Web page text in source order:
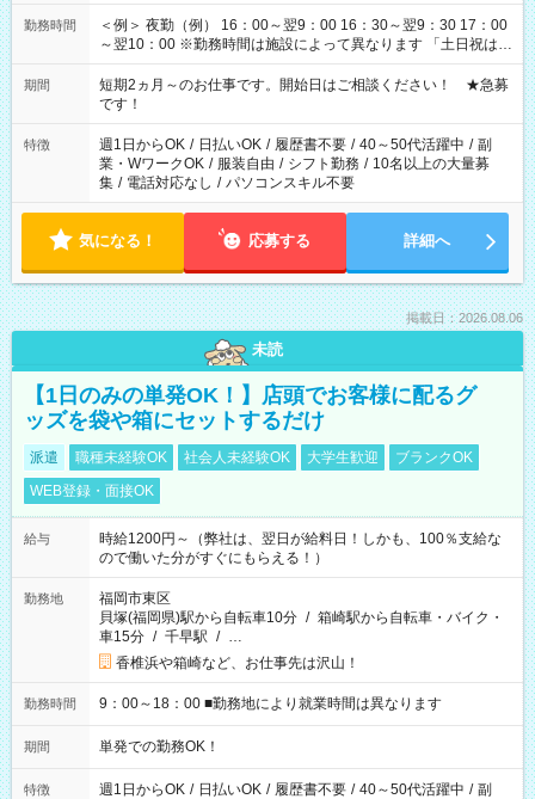
勤務時間
＜例＞ 夜勤（例） 16：00～翌9：00 16：30～翌9：30 17：00
～翌10：00 ※勤務時間は施設によって異なります 「土日祝は休
みたい」 「しっかり稼ぎたい」 「もう少し遅い時間から始めた
い」など ご希望にあったお仕事をご案内いたします。 ※未経験
の方の場合は1～2ヶ月間は日中での仕事を経験いただき、 お
仕事に慣れてからの夜勤になります。 ★家庭の都合でお休みが
必要な場合も遠慮なくご相談ください。
期間
短期2ヵ月～のお仕事です。開始日はご相談ください！ ★急募
です！
特徴 週1日からOK / 日払いOK / 履歴書不要 / 40～50代活躍中 / 副
業・WワークOK / 服装自由 / シフト勤務 / 10名以上の大量募
集 / 電話対応なし / パソコンスキル不要
気になる！ 応募する 詳細へ
掲載日：2026.08.06
未読
【1日のみの単発OK！】店頭でお客様に配るグ
ッズを袋や箱にセットするだけ
派遣 職種未経験OK 社会人未経験OK 大学生歓迎
ブランクOK
WEB登録・面接OK
給与
時給1200円～（弊社は、翌日が給料日！しかも、100％支給な
ので働いた分がすぐにもらえる！）
勤務地
福岡市東区
貝塚(福岡県)駅から自転車10分 / 箱崎駅から自転車・バイク・
車15分 / 千早駅 / …
香椎浜や箱崎など、お仕事先は沢山！
勤務時間 9：00～18：00 ■勤務地により就業時間は異なります
期間 単発での勤務OK！
特徴 週1日からOK / 日払いOK / 履歴書不要 / 40～50代活躍中 / 副